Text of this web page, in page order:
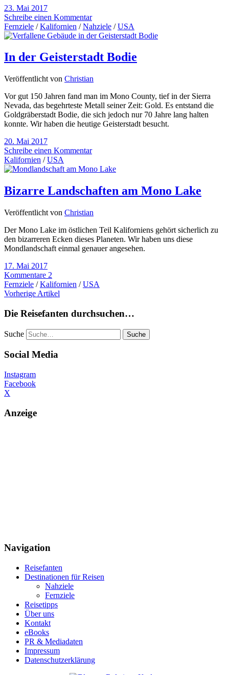
23. Mai 2017
Schreibe einen Kommentar
Fernziele /Kalifornien /Nahziele /USA
In der Geisterstadt Bodie
Veröffentlicht von Christian
Vor gut 150 Jahren fand man im Mono County, tief in der Sierra
Nevada, das begehrteste Metall seiner Zeit: Gold. Es entstand die
Goldgräberstadt Bodie, die sich jedoch nur 70 Jahre lang halten
konnte. Wir haben die heutige Geisterstadt besucht.
20. Mai 2017
Schreibe einen Kommentar
Kalifornien /USA
Bizarre Landschaften am Mono Lake
Veröffentlicht von Christian
Der Mono Lake im östlichen Teil Kaliforniens gehört sicherlich zu
den bizarreren Ecken dieses Planeten. Wir haben uns diese
Mondlandschaft einmal genauer angesehen.
17. Mai 2017
Kommentare 2
Fernziele /Kalifornien /USA
Vorherige Artikel
Die Reisefanten durchsuchen…
Suche
Social Media
Instagram
Facebook
X
Anzeige
Navigation
Reisefanten
Destinationen für Reisen
Nahziele
Fernziele
Reisetipps
Über uns
Kontakt
eBooks
PR & Mediadaten
Impressum
Datenschutzerklärung